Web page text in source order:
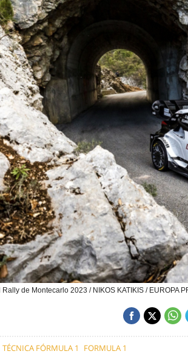
de Montecarlo 2023 / NIKOS KATIKIS / EUROPA
TÉCNICA FÓRMULA 1 FORMULA 1